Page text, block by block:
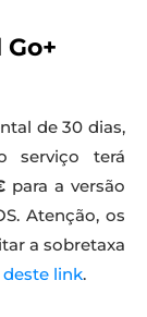
de 30 dias,
serviço terá
para a versão
Atenção, os
a sobretaxa
deste link.